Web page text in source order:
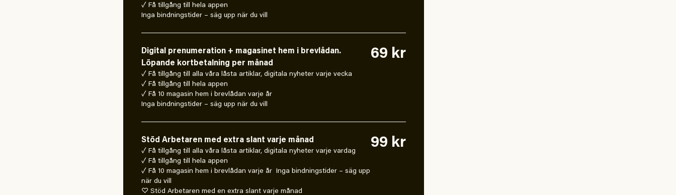
✓ Få tillgång till hela appen
Inga bindningstider – säg upp när du vill
Digital prenumeration + magasinet hem i brevlådan.
Löpande kortbetalning per månad
✓ Få tillgång till alla våra låsta artiklar, digitala nyheter varje vecka
✓ Få tillgång till hela appen
✓ Få 10 magasin hem i brevlådan varje år
Inga bindningstider – säg upp när du vill
69 kr
Stöd Arbetaren med extra slant varje månad
✓ Få tillgång till alla våra låsta artiklar, digitala nyheter varje vardag
✓ Få tillgång till hela appen
✓ Få 10 magasin hem i brevlådan varje år Inga bindningstider – säg upp
när du vill
♡ Stöd Arbetaren med en extra slant varje månad
99 kr